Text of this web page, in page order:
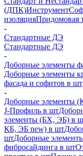
(ДПК)Инструмент
изоляцияПридомовая
-
Стандартные ДЭ
Стандартные ДЭ
-
Доборные элементы
Доборные элементы
фасада и софитов в шт
-
Доборные элементы
J-Профиль в шт
элементы (БХ, ЭБ) в
КБ, ЭБ new) в шт
штДоборные
фибросайдинга в шт